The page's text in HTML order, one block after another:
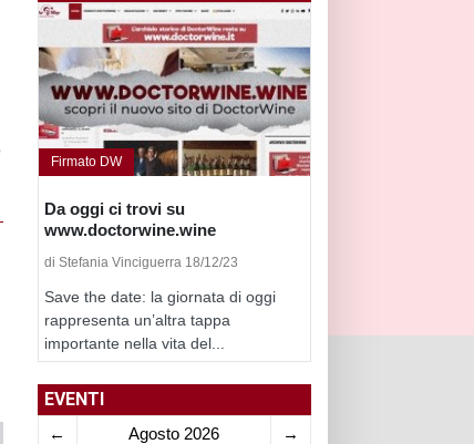
Firmato DW
Da oggi ci trovi su
www.doctorwine.wine
di Stefania Vinciguerra 18/12/23
Save the date: la giornata di oggi
rappresenta un’altra tappa
importante nella vita del...
EVENTI
← Agosto 2026 →